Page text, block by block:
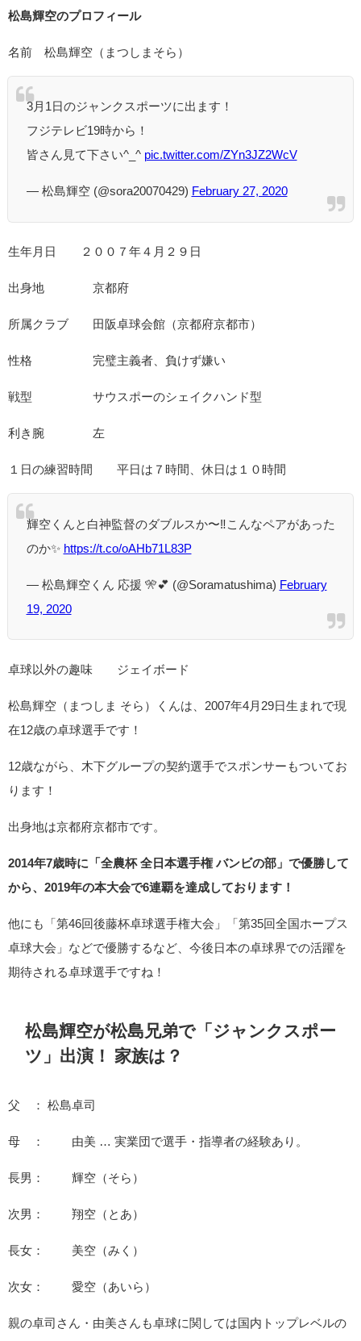
松島輝空のプロフィール
名前 松島輝空（まつしまそら）
3月1日のジャンクスポーツに出ます！
フジテレビ19時から！
皆さん見て下さい^_^ pic.twitter.com/ZYn3JZ2WcV
— 松島輝空 (@sora20070429) February 27, 2020
生年月日 ２００７年４月２９日
出身地 京都府
所属クラブ 田阪卓球会館（京都府京都市）
性格 完璧主義者、負けず嫌い
戦型 サウスポーのシェイクハンド型
利き腕 左
１日の練習時間 平日は７時間、休日は１０時間
輝空くんと白神監督のダブルスか〜‼️こんなペアがあった
のか✨ https://t.co/oAHb71L83P
— 松島輝空くん 応援 🎌💕 (@Soramatushima) February
19, 2020
卓球以外の趣味 ジェイボード
松島輝空（まつしま そら）くんは、2007年4月29日生まれで現
在12歳の卓球選手です！
12歳ながら、木下グループの契約選手でスポンサーもついてお
ります！
出身地は京都府京都市です。
2014年7歳時に「全農杯 全日本選手権 バンビの部」で優勝して
から、2019年の本大会で6連覇を達成しております！
他にも「第46回後藤杯卓球選手権大会」「第35回全国ホープス
卓球大会」などで優勝するなど、今後日本の卓球界での活躍を
期待される卓球選手ですね！
松島輝空が松島兄弟で「ジャンクスポー
ツ」出演！ 家族は？
父 ： 松島卓司
母 ： 由美 … 実業団で選手・指導者の経験あり。
長男： 輝空（そら）
次男： 翔空（とあ）
長女： 美空（みく）
次女： 愛空（あいら）
親の卓司さん・由美さんも卓球に関しては国内トップレベルの